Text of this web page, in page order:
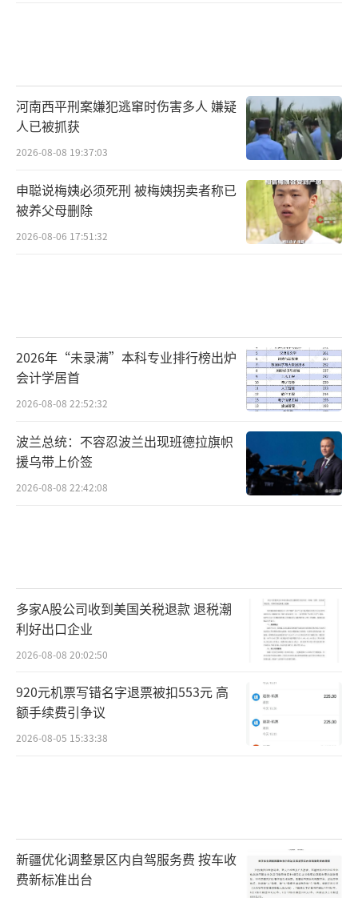
河南西平刑案嫌犯逃窜时伤害多人 嫌疑
人已被抓获
2026-08-08 19:37:03
申聪说梅姨必须死刑 被梅姨拐卖者称已
被养父母删除
2026-08-06 17:51:32
2026年“未录满”本科专业排行榜出炉
会计学居首
2026-08-08 22:52:32
波兰总统：不容忍波兰出现班德拉旗帜
援乌带上价签
2026-08-08 22:42:08
多家A股公司收到美国关税退款 退税潮
利好出口企业
2026-08-08 20:02:50
920元机票写错名字退票被扣553元 高
额手续费引争议
2026-08-05 15:33:38
新疆优化调整景区内自驾服务费 按车收
费新标准出台